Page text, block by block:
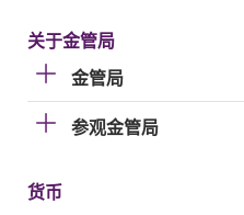
关于金管局
金管局
参观金管局
货币